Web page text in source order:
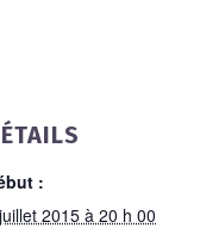
:
2015 à 20 h 00